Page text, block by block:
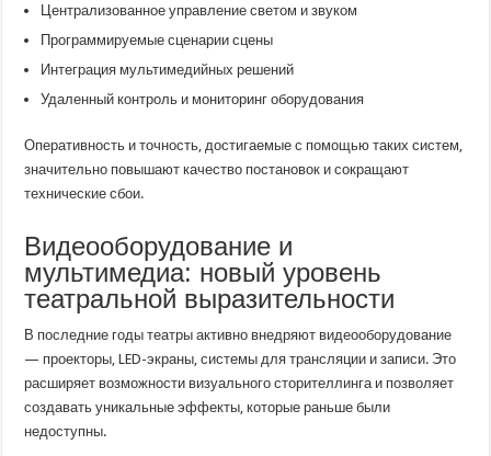
Централизованное управление светом и звуком
Программируемые сценарии сцены
Интеграция мультимедийных решений
Удаленный контроль и мониторинг оборудования
Оперативность и точность, достигаемые с помощью таких систем,
значительно повышают качество постановок и сокращают
технические сбои.
Видеооборудование и
мультимедиа: новый уровень
театральной выразительности
В последние годы театры активно внедряют видеооборудование
— проекторы, LED-экраны, системы для трансляции и записи. Это
расширяет возможности визуального сторителлинга и позволяет
создавать уникальные эффекты, которые раньше были
недоступны.